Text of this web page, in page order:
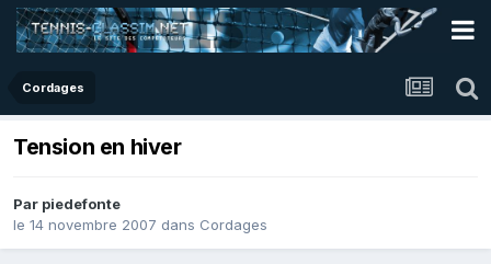
Cordages
Tension en hiver
Par piedefonte
le 14 novembre 2007 dans Cordages